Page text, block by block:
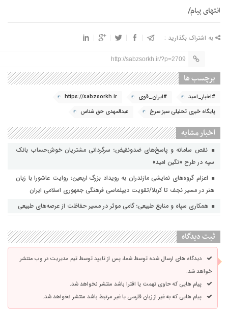
انتهای پیام/
به اشتراک بگذارید :
http://sabzsorkh.ir/?p=2709
برچسب ها
#اخبار_امید #ایران_قوی
https://sabzsorkh.ir
پایگاه خبری تحلیلی سبز سرخ
عبدالمهدی حق شناس
اخبار مشابه
نقص سامانه و پاسخ‌های ضدونقیض؛ سرگردانی مشتریان خوش‌حساب بانک
سپه در طرح «نگین امید»
اعزام گروه‌های نمایشی مازندران به رویداد بزرگ اربعین؛ روایت عاشورا با زبان
هنر در مسیر نجف تا کربلا/تقویت دیپلماسی فرهنگی جمهوری اسلامی ایران
همکاری سپاه و منابع طبیعی؛ گامی موثر در مسیر حفاظت از عرصه‌های طبیعی
ثبت دیدگاه
دیدگاه های ارسال شده توسط شما، پس از تایید توسط تیم مدیریت در وب منتشر
خواهد شد.
پیام هایی که حاوی تهمت یا افترا باشد منتشر نخواهد شد.
پیام هایی که به غیر از زبان فارسی یا غیر مرتبط باشد منتشر نخواهد شد.